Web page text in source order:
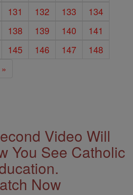
131 132 133
134
138 139 140
141
145 146 147
148
Video Will
You See Catholic
Now